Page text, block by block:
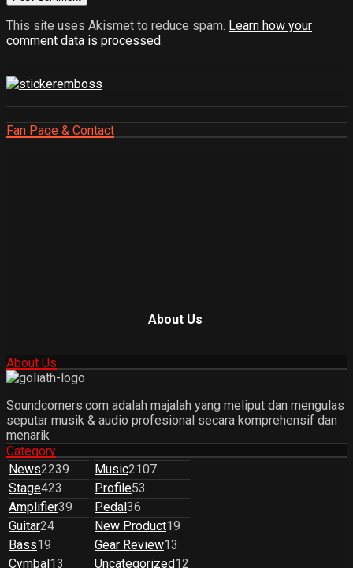
This site uses Akismet to reduce spam. Learn how your
comment data is processed.
Fan Page & Contact
About Us
About Us
Soundcorners.com adalah majalah yang meliput dan mengulas
seputar musik & audio profesional secara komprehensif dan
menarik
Category
News2239 Music2107
Stage423 Profile53
Amplifier39 Pedal 36
Guitar24 New Product19
Bass19 Gear Review13
Cymbal 13 Uncategorized12